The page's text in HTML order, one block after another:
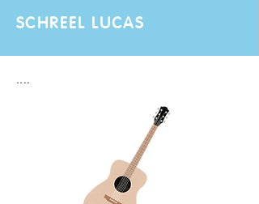
SCHREEL LUCAS
....